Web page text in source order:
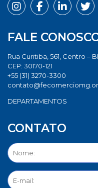
FALE
Rua Curitiba, 561, Centro –
CEP: 30170-121
+55 (31) 3270-3300
DEPARTAMENTOS
CONTATO